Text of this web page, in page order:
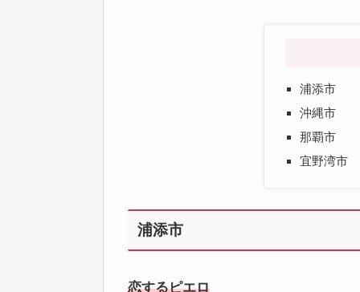
浦添市
沖縄市
那覇市
宜野湾市
浦添市
恋するピエロ